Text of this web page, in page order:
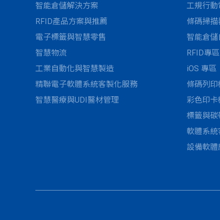
智能倉儲解決方案
RFID產品方案與推薦
電子標籤與智慧零售
智慧物流
工業自動化與智慧製造
精聯電子軟體系統客製化服務
智慧醫療與UDI醫材管理
工規行動
條碼掃描
智能倉
RFID專區
iOS 專區
條碼列印
彩色印卡
標籤與碳
軟體系
設備軟